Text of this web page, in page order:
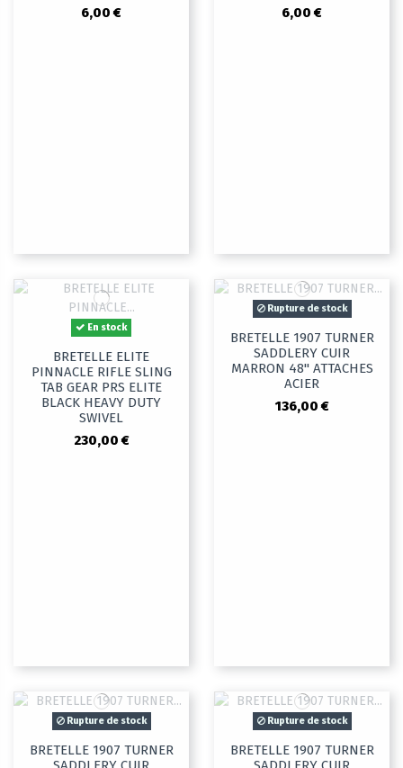
6,00 €
6,00 €
En stock
BRETELLE ELITE
PINNACLE RIFLE SLING
TAB GEAR PRS ELITE
BLACK HEAVY DUTY
SWIVEL
230,00 €
Rupture de stock
BRETELLE 1907 TURNER
SADDLERY CUIR
MARRON 48" ATTACHES
ACIER
136,00 €
Rupture de stock
BRETELLE 1907 TURNER
Rupture de stock
BRETELLE 1907 TURNER